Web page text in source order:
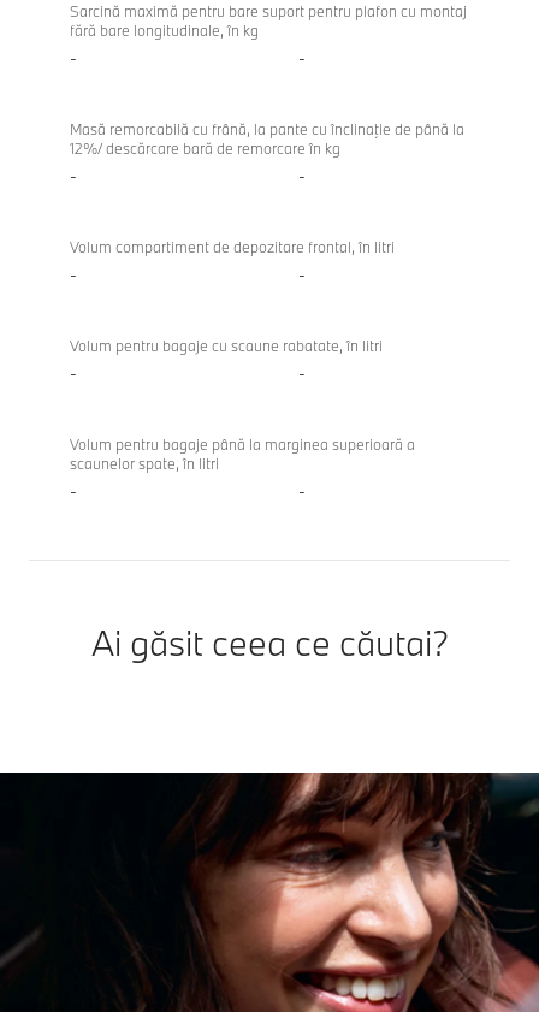
Sarcină maximă pentru bare suport pentru plafon cu montaj
fără bare longitudinale, în kg
- -
Masă remorcabilă cu frână, la pante cu înclinaţie de până la
12%/ descărcare bară de remorcare în kg
- -
Volum compartiment de depozitare frontal, în litri
- -
Volum pentru bagaje cu scaune rabatate, în litri
- -
Volum pentru bagaje până la marginea superioară a
scaunelor spate, în litri
- -
Ai găsit ceea ce căutai?